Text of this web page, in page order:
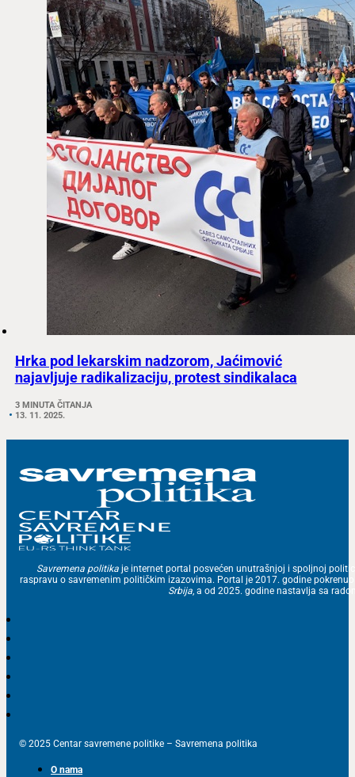
Hrka pod lekarskim nadzorom, Jaćimović
najavljuje radikalizaciju, protest sindikalaca
3 MINUTA ČITANJA
13. 11. 2025.
Savremena politika je internet portal posvećen unutrašnjoj i spoljnoj
raspravu o savremenim političkim izazovima. Portal je 2017. godine
Srbija, a od 2025. godine nastavlja sa
© 2025 Centar savremene politike – Savremena politika
O nama